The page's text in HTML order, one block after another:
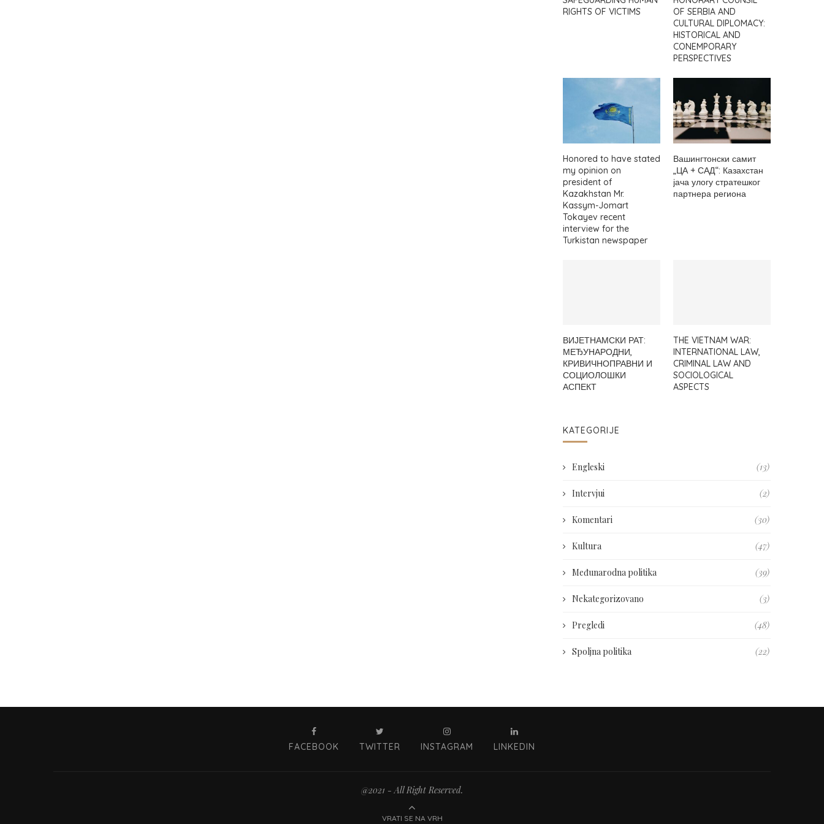
RIGHTS OF VICTIMS
OF SERBIA AND
CULTURAL DIPLOMACY:
HISTORICAL AND
CONEMPORARY
PERSPECTIVES
Honored to have stated
my opinion on
president of
Kazakhstan Mr.
Kassym-Jomart
Tokayev recent
interview for the
Turkistan newspaper
Вашингтонски самит
„ЦА + САД“: Казахстан
јача улогу стратешког
партнера региона
ВИЈЕТНАМСКИ РАТ:
МЕЂУНАРОДНИ,
КРИВИЧНОПРАВНИ И
СОЦИОЛОШКИ
АСПЕКТ
THE VIETNAM WAR:
INTERNATIONAL LAW,
CRIMINAL LAW AND
SOCIOLOGICAL
ASPECTS
KATEGORIJE
Engleski (13)
Intervjui (2)
Komentari (30)
Kultura (47)
Međunarodna politika (39)
Nekategorizovano (3)
Pregledi (48)
Spoljna politika (22)
FACEBOOK TWITTER INSTAGRAM LINKEDIN
@2021 - All Right Reserved.
VRATI SE NA VRH